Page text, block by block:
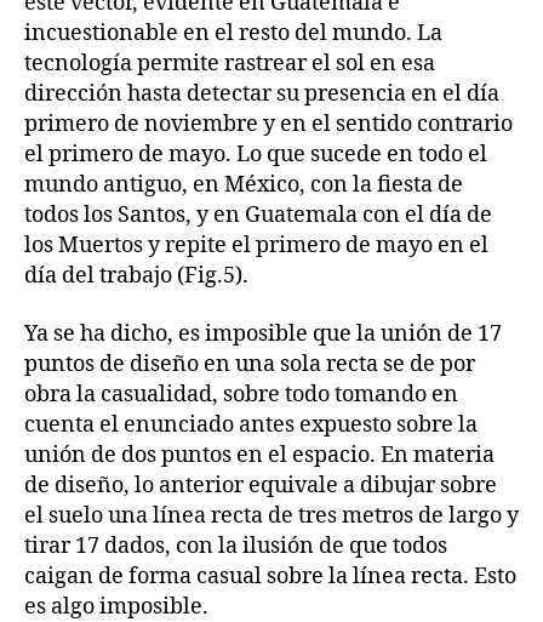
incuestionable en el resto del mundo. La
tecnología permite rastrear el sol en esa
dirección hasta detectar su presencia en el día
primero de noviembre y en el sentido contrario
el primero de mayo. Lo que sucede en todo el
mundo antiguo, en México, con la fiesta de
todos los Santos, y en Guatemala con el día de
los Muertos y repite el primero de mayo en el
día del trabajo (Fig.5).
Ya se ha dicho, es imposible que la unión de 17
puntos de diseño en una sola recta se de por
obra la casualidad, sobre todo tomando en
cuenta el enunciado antes expuesto sobre la
unión de dos puntos en el espacio. En materia
de diseño, lo anterior equivale a dibujar sobre
el suelo una línea recta de tres metros de largo y
tirar 17 dados, con la ilusión de que todos
caigan de forma casual sobre la línea recta. Esto
es algo imposible.